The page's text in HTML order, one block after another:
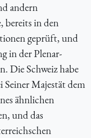
andern
bereits in den
geprüft, und
in der Plenar-
Die Schweiz habe
Seiner Majestät dem
ähnlichen
und das